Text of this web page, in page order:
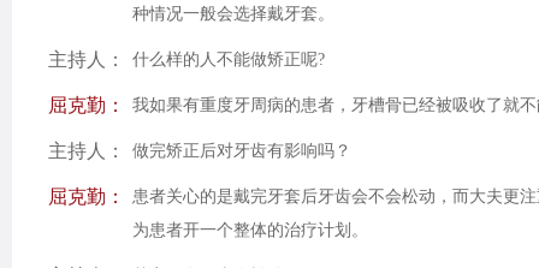
种情况一般会选择戴牙套。
主持人： 什么样的人不能做矫正呢?
屈克勤： 我如果有重度牙周病的患者，牙槽骨已经被吸收了就
主持人： 做完矫正后对牙齿有影响吗？
屈克勤：
患者关心的是戴完牙套后牙齿会不会松动，而大夫更
为患者开一个整体的治疗计划。